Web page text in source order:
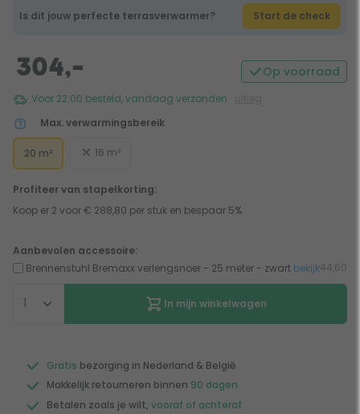
Is dit jouw perfecte terrasverwarmer? Start de check
304,- Op voorraad
Voor 22:00 besteld, vandaag verzonden
Max. verwarmingsbereik
20 m² 16 m²
Profiteer van stapelkorting:
Koop er 2 voor € 288,80 per stuk en bespaar 5%
Aanbevolen accessoire:
Brennenstuhl Bremaxx verlengsnoer - 25 meter - zwart bekijk44,60
In mijn winkelwagen
Gratis bezorging in Nederland & België
Makkelijk retourneren binnen 90 dagen
Betalen zoals je wilt, vooraf of achteraf